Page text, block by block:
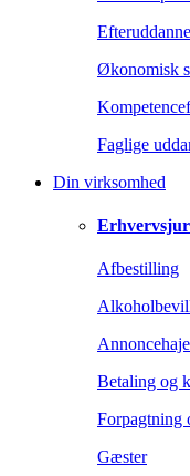
Økonomisk
Faglige
Din virksomhed
Afbestilling
Betaling og
Forpagtning
Gæster